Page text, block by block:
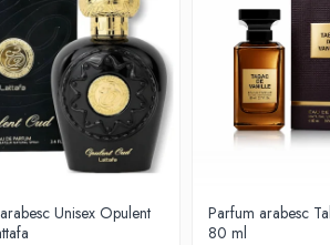
Unisex Opulent
Parfum arabesc
80 ml